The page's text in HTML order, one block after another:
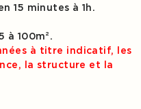
15 minutes à 1h.
à 100m².
à titre indicatif, les
la structure et la